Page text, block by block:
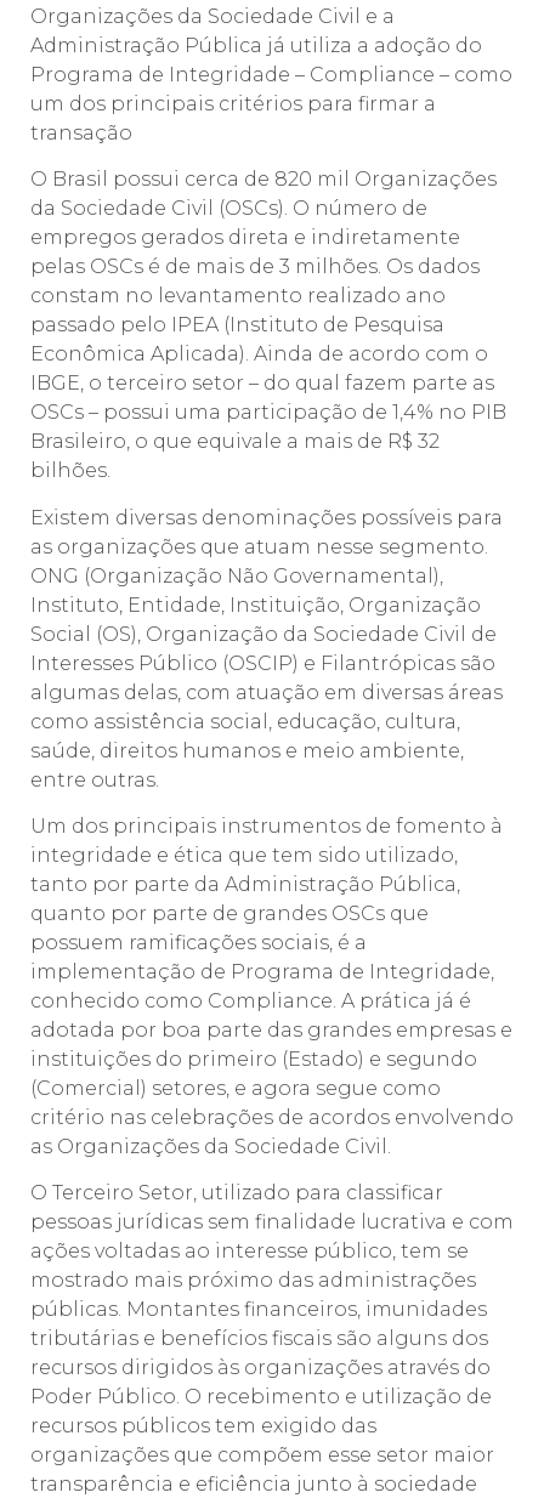
Organizações da Sociedade Civil e a
Administração Pública já utiliza a adoção do
Programa de Integridade – Compliance – como
um dos principais critérios para firmar a
transação
O Brasil possui cerca de 820 mil Organizações
da Sociedade Civil (OSCs). O número de
empregos gerados direta e indiretamente
pelas OSCs é de mais de 3 milhões. Os dados
constam no levantamento realizado ano
passado pelo IPEA (Instituto de Pesquisa
Econômica Aplicada). Ainda de acordo com o
IBGE, o terceiro setor – do qual fazem parte as
OSCs – possui uma participação de 1,4% no PIB
Brasileiro, o que equivale a mais de R$ 32
bilhões.
Existem diversas denominações possíveis para
as organizações que atuam nesse segmento.
ONG (Organização Não Governamental),
Instituto, Entidade, Instituição, Organização
Social (OS), Organização da Sociedade Civil de
Interesses Público (OSCIP) e Filantrópicas são
algumas delas, com atuação em diversas áreas
como assistência social, educação, cultura,
saúde, direitos humanos e meio ambiente,
entre outras.
Um dos principais instrumentos de fomento à
integridade e ética que tem sido utilizado,
tanto por parte da Administração Pública,
quanto por parte de grandes OSCs que
possuem ramificações sociais, é a
implementação de Programa de Integridade,
conhecido como Compliance. A prática já é
adotada por boa parte das grandes empresas e
instituições do primeiro (Estado) e segundo
(Comercial) setores, e agora segue como
critério nas celebrações de acordos envolvendo
as Organizações da Sociedade Civil.
O Terceiro Setor, utilizado para classificar
pessoas jurídicas sem finalidade lucrativa e com
ações voltadas ao interesse público, tem se
mostrado mais próximo das administrações
públicas. Montantes financeiros, imunidades
tributárias e benefícios fiscais são alguns dos
recursos dirigidos às organizações através do
Poder Público. O recebimento e utilização de
recursos públicos tem exigido das
organizações que compõem esse setor maior
transparência e eficiência junto à sociedade